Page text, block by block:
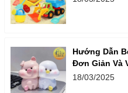
Hướng Dẫn
Đơn Giản Và
18/03/2025